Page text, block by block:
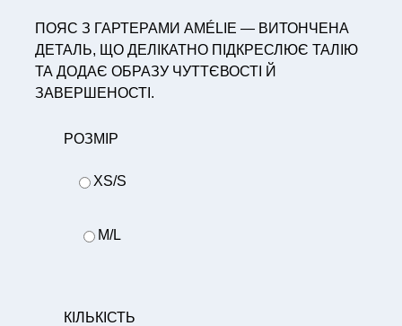
ПОЯС З ГАРТЕРАМИ AMÉLIE — ВИТОНЧЕНА
ДЕТАЛЬ, ЩО ДЕЛІКАТНО ПІДКРЕСЛЮЄ ТАЛІЮ
ТА ДОДАЄ ОБРАЗУ ЧУТТЄВОСТІ Й
ЗАВЕРШЕНОСТІ.
РОЗМІР
XS/S
M/L
КІЛЬКІСТЬ